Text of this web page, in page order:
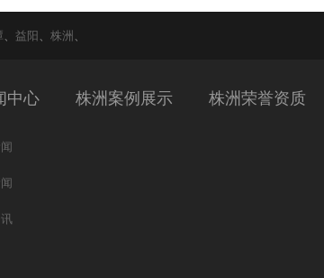
、 益阳 、 株洲 、
中心 株洲案例展示 株洲荣誉资质